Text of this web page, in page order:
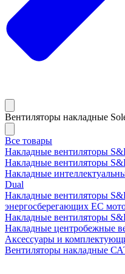
Вентиляторы накладные
Все товары
Накладные вентиляторы
Накладные вентиляторы
Накладные
Dual
Накладные вентиляторы
энергосберегающих ЕС
Накладные вентиляторы
Накладные центробежные
Аксессуары и
Вентиляторы накладные